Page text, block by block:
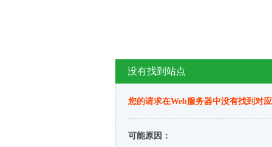
没有找到站点
您的请求在Web服务器中没有找到对
可能原因：